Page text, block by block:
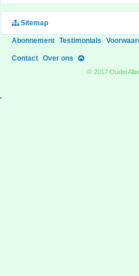
Sitemap
Abonnement Testimonials
Contact Over ons
© 2017